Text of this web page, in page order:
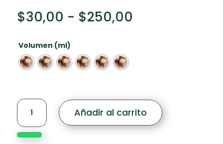
$30,00 - $250,00
Volumen (ml)
Popcorn
cantidad
Añadir al carrito